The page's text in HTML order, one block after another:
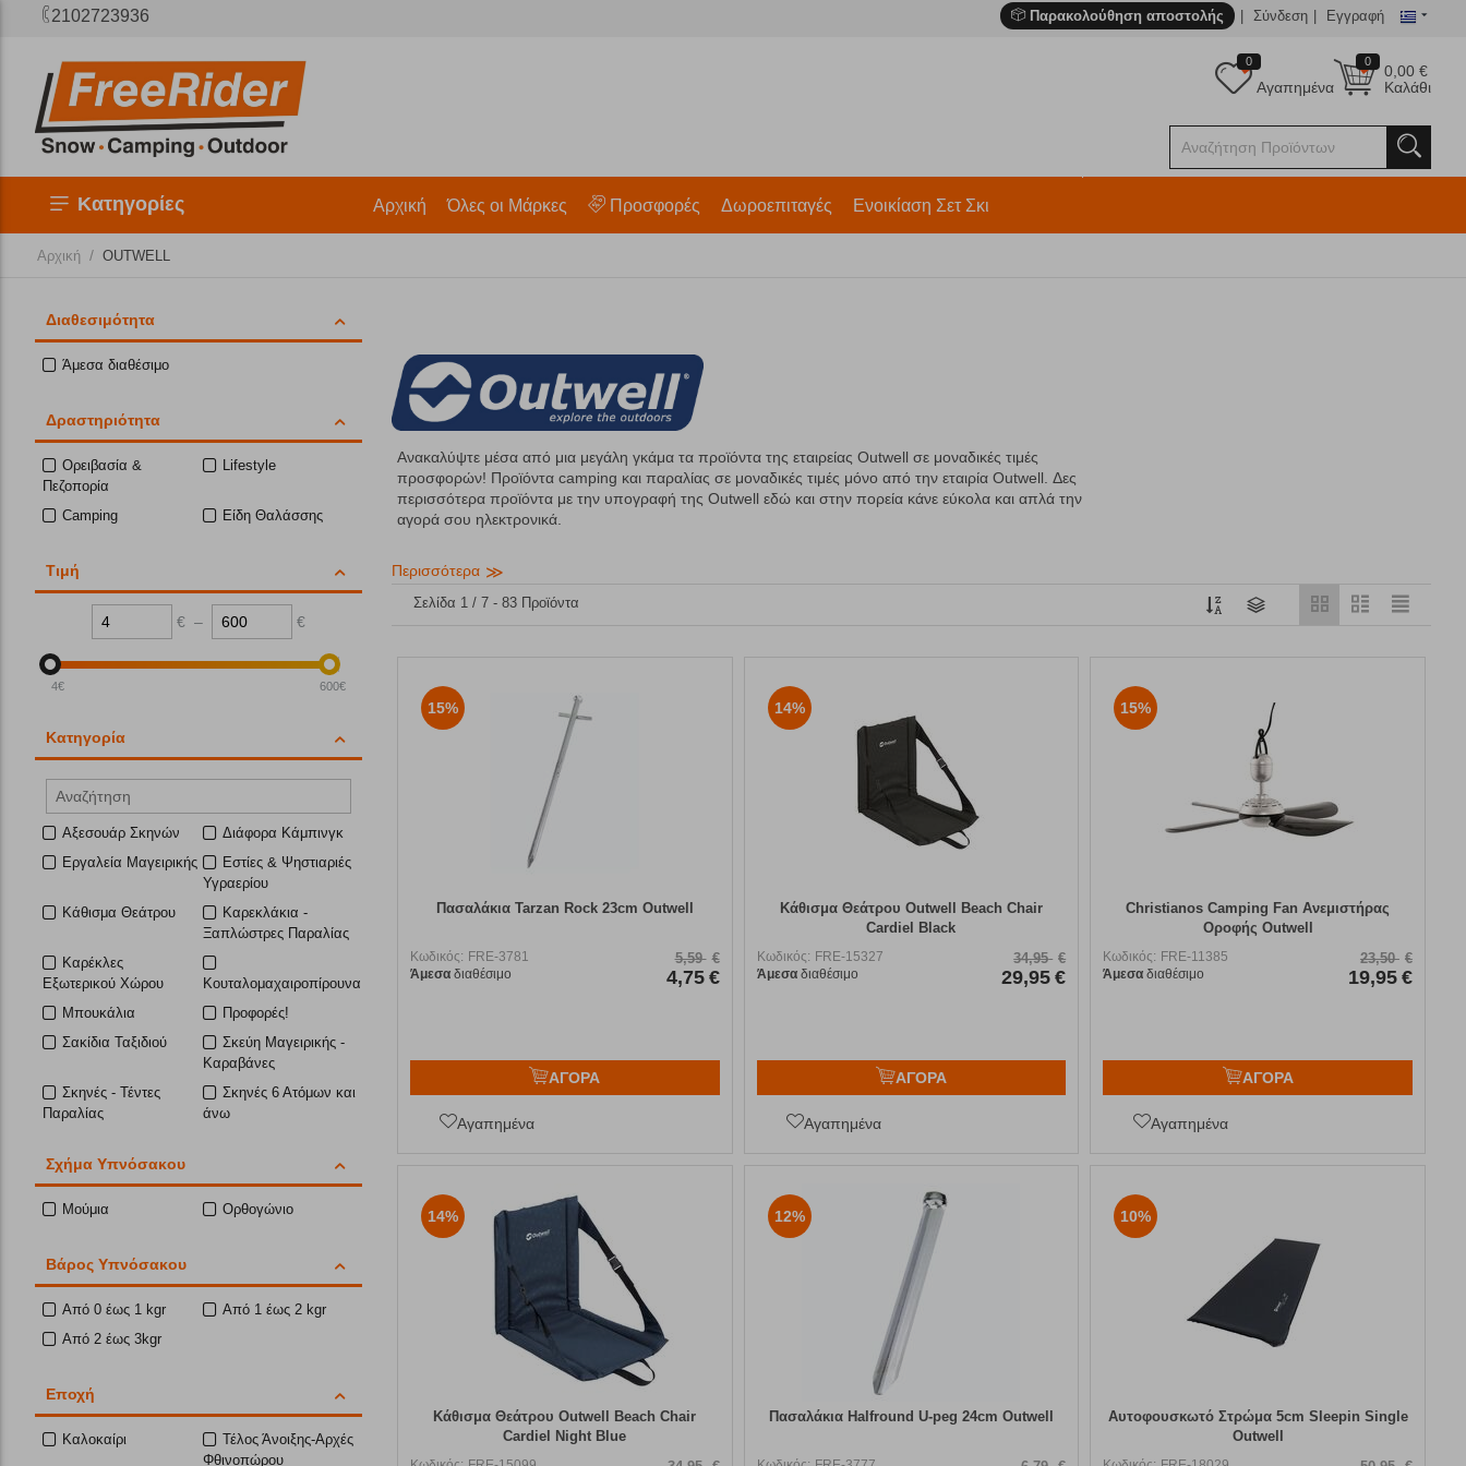
2102723936 Παρακολούθηση αποστολής Σύνδεση Εγγραφή
0
0,00€
Καλάθι
0
Αγαπημένα
Κατηγορίες Αρχική Όλες οι Μάρκες Προσφορές Δωροεπιταγές Ενοικίαση Σετ Σκι
Αρχική / OUTWELL
Διαθεσιμότητα
Άμεσα διαθέσιμο
Δραστηριότητα
Ορειβασία &
Πεζοπορία
Lifestyle
Camping Είδη Θαλάσσης
Τιμή
€ – €
4€ 600€
Κατηγορία
Αξεσουάρ Σκηνών
Διάφορα Κάμπινγκ
Εργαλεία Μαγειρικής
Εστίες & Ψηστιαριές
Υγραερίου
Κάθισμα Θεάτρου
Καρεκλάκια -
Ξαπλώστρες Παραλίας
Καρέκλες
Eξωτερικού Χώρου
Κουταλομαχαιροπίρουνα
Μπουκάλια
Προφορές!
Σακίδια Ταξιδιού
Σκεύη Μαγειρικής -
Καραβάνες
Σκηνές - Τέντες
Παραλίας
Σκηνές 6 Ατόμων και
άνω
Τραπέζια Εστιών -
Τρόμπες Στρωμάτων
Υπνόσακοι
Ψυγεία 12V-230V
Ψυγεία Πάγου
Ψυγειοτσάντες
Σχήμα Υπνόσακου
Μούμια Ορθογώνιο
Βάρος Υπνόσακου
Από 0 έως 1 kgr
Από 1 έως 2 kgr
Από 2 έως 3kgr
Εποχή
Καλοκαίρι
Τέλος Άνοιξης-Αρχές
Φθινοπώρου
Ανακαλύψτε μέσα από μια μεγάλη γκάμα τα προϊόντα της εταιρείας Outwell σε μοναδικές τιμές
προσφορών! Προϊόντα camping και παραλίας σε μοναδικές τιμές μόνο από την εταιρία Outwell. Δες
περισσότερα προϊόντα με την υπογραφή της Outwell εδώ και στην πορεία κάνε εύκολα και απλά την
αγορά σου ηλεκτρονικά.
Περισσότερα
Σελίδα 1 / 7 - 83 Προϊόντα
15%
Πασαλάκια Tarzan Rock 23cm Outwell
Κωδικός: FRE-3781
Άμεσαδιαθέσιμο
5,59 €
4,75 €
ΑΓΟΡΑ
Αγαπημένα
14%
Κάθισμα Θεάτρου Outwell Beach Chair
Cardiel Black
Κωδικός: FRE-15327
Άμεσαδιαθέσιμο
34,95 €
29,95 €
ΑΓΟΡΑ
Αγαπημένα
15%
Christianos Camping Fan Ανεμιστήρας
Οροφής Outwell
Κωδικός: FRE-11385
Άμεσα διαθέσιμο
23,50 €
19,95 €
ΑΓΟΡΑ
Αγαπημένα
14%
Κάθισμα Θεάτρου Outwell Beach Chair
Cardiel Night Blue
12%
Πασαλάκια Halfround U-peg 24cm Outwell
10%
Αυτοφουσκωτό Στρώμα 5cm Sleepin Single
Outwell